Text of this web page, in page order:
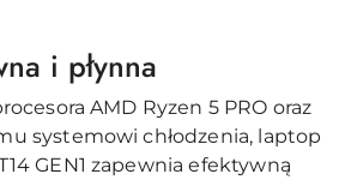
i płynna
AMD Ryzen 5 PRO oraz
systemowi chłodzenia, laptop
GEN1 zapewnia efektywną